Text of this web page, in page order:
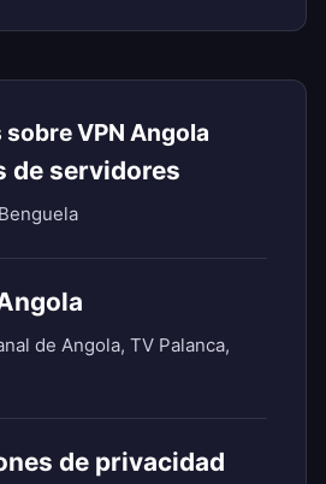
VPN Angola
de servidores
de Angola, TV Palanca,
de privacidad